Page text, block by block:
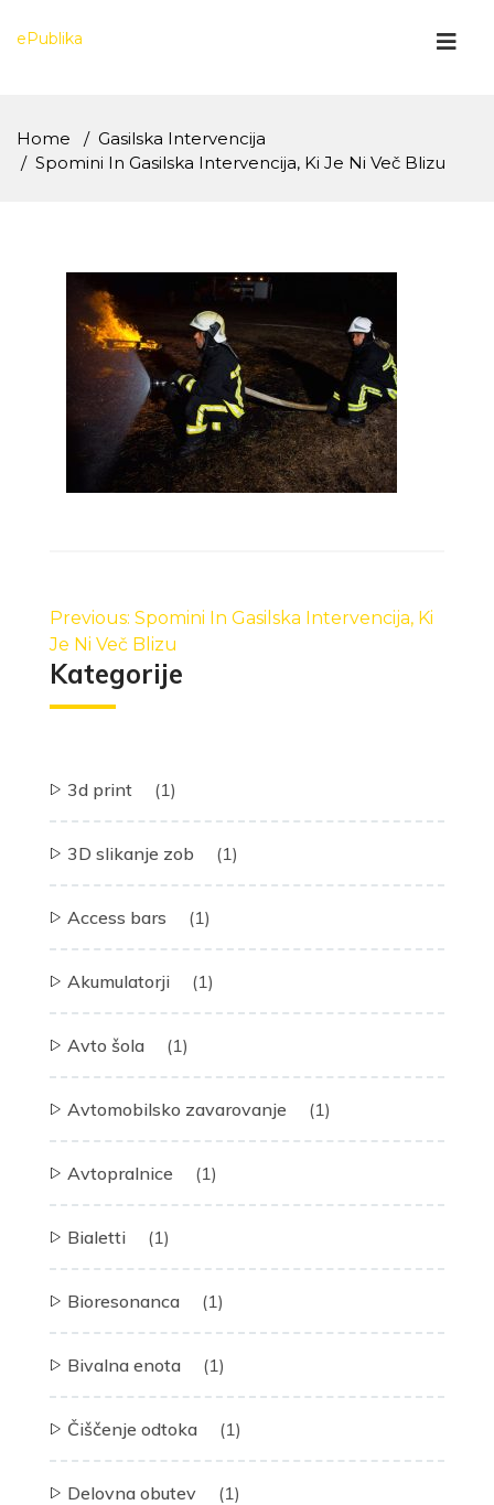
ePublika
Home
Gasilska Intervencija
Spomini In Gasilska Intervencija, Ki Je Ni Več Blizu
prispevka
Previous: Spomini In Gasilska Intervencija, Ki
Je Ni Več Blizu
Kategorije
3d print (1)
3D slikanje zob (1)
Access bars (1)
Akumulatorji (1)
Avto šola (1)
Avtomobilsko zavarovanje (1)
Avtopralnice (1)
Bialetti (1)
Bioresonanca (1)
Bivalna enota (1)
Čiščenje odtoka (1)
Delovna obutev (1)